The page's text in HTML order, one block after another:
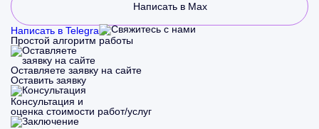
Написать в Max
Написать в Telegram
Простой алгоритм работы
Оставляете заявку на сайте
Оставить заявку
Консультация и
оценка стоимости работ/услуг